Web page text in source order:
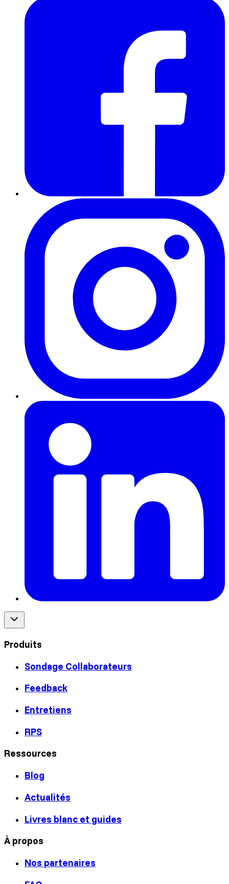
Produits
Sondage Collaborateurs
Feedback
Entretiens
RPS
Ressources
Blog
Actualités
Livres blanc et guides
À propos
Nos partenaires